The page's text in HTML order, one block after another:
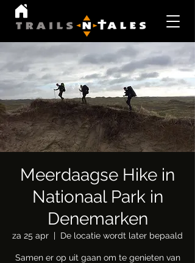
Meerdaagse Hike in
Nationaal Park in
Denemarken
za 25 apr
  |
De locatie wordt later bepaald
Samen er op uit gaan om te genieten van